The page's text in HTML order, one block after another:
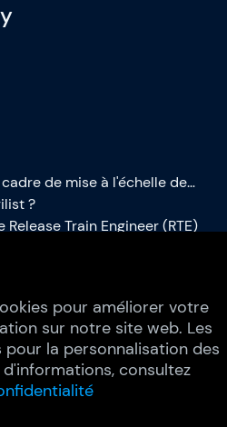
pour améliorer votre
sur notre site web. Les
la personnalisation des
consultez
de mise à l'échelle de
(1/2)
?
Train Engineer (RTE)
?
(PO)
les entreprises
les particuliers